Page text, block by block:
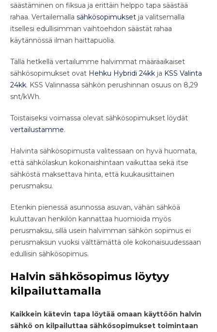
säästäminen on fiksua ja erittäin helppo tapa säästää
rahaa. Vertailemalla sähkösopimukset ja valitsemalla
itsellesi edullisimman vaihtoehdon säästät rahaa
käytännössä ilman haittapuolia.
Tällä hetkellä vertailumme halvimmat määräaikaiset
sähkösopimukset ovat Hehku Hybridi 24kk ja KSS Valinta
24kk. KSS Valinnassa sähkön perushinnan osuus on 8,29
snt/kWh.
Toistaiseksi voimassa olevat sähkösopimukset löydät
vertailustamme.
Halvinta sähkösopimusta valitessaan on hyvä huomata,
että sähkölaskun kokonaishintaan vaikuttaa sekä itse
sähköstä maksettava hinta, että kuukausittainen
perusmaksu.
Etenkin pienessä asunnossa asuvan, vähän sähköä
kuluttavan henkilön kannattaa huomioida myös
perusmaksu, sillä usein halvimman sähkön sopimus ei
perusmaksun vuoksi välttämättä ole kokonaisuudessaan
edullisin sähkösopimus.
Halvin sähkösopimus löytyy
kilpailuttamalla
Kaikkein kätevin tapa löytää omaan käyttöön halvin
sähkö on kilpailuttaa sähkösopimukset toimintaan